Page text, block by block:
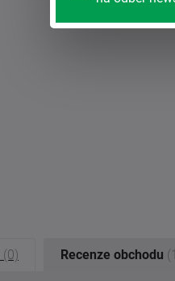
(0) Recenze obchodu